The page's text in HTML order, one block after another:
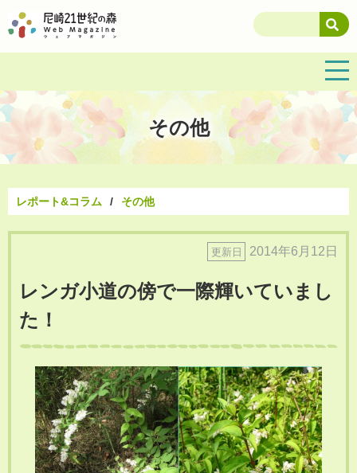
その他
レポート&コラム その他
更新日 2014年6月12日
レンガ小道の傍で一際輝いていまし
た！